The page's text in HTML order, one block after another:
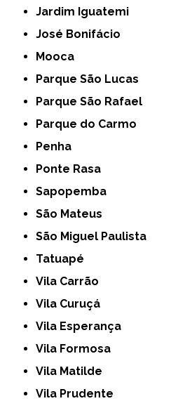
Jardim Iguatemi
José Bonifácio
Mooca
Parque São Lucas
Parque São Rafael
Parque do Carmo
Penha
Ponte Rasa
Sapopemba
São Mateus
São Miguel Paulista
Tatuapé
Vila Carrão
Vila Curuçá
Vila Esperança
Vila Formosa
Vila Matilde
Vila Prudente